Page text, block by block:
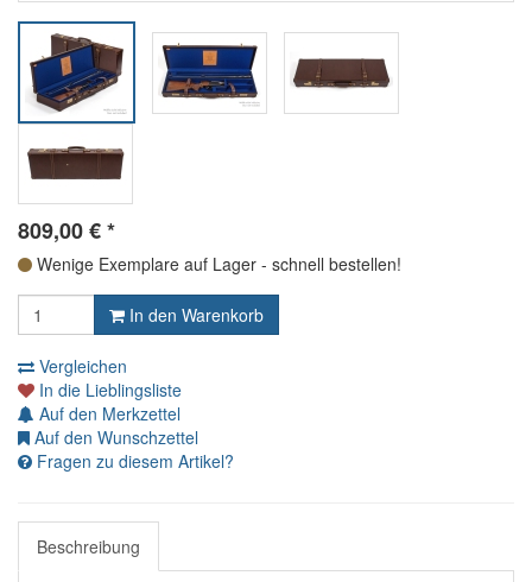
809,00€*
Wenige Exemplare auf Lager - schnell bestellen!
In den Warenkorb
Vergleichen
In die Lieblingsliste
Auf den Merkzettel
Auf den Wunschzettel
Fragen zu diesem Artikel?
Beschreibung